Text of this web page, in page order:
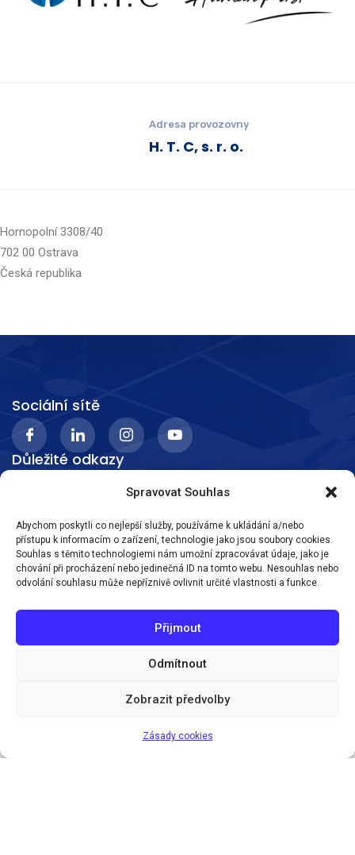
Spravovat Souhlas
Abychom poskytli co nejlepší služby, používáme k ukládání a/nebo
přístupu k informacím o zařízení, technologie jako jsou soubory cookies.
Souhlas s těmito technologiemi nám umožní zpracovávat údaje, jako je
chování při procházení nebo jedinečná ID na tomto webu. Nesouhlas nebo
odvolání souhlasu může nepříznivě ovlivnit určité vlastnosti a funkce.
Přijmout
Odmítnout
Zobrazit předvolby
Zásady cookies
Adresa provozovny
H. T. C, s. r. o.
Hornopolní 3308/40
702 00 Ostrava
Česká republika
Sociální sítě
Důležité odkazy
Naše služby
Novinky a aktuality
Kontakt
Zahraniční partneři
Proteor Groups: France
Proteor Groups: Germany